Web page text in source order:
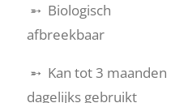
➵ Biologisch
afbreekbaar
➵ Kan tot 3 maanden
dagelijks gebruikt